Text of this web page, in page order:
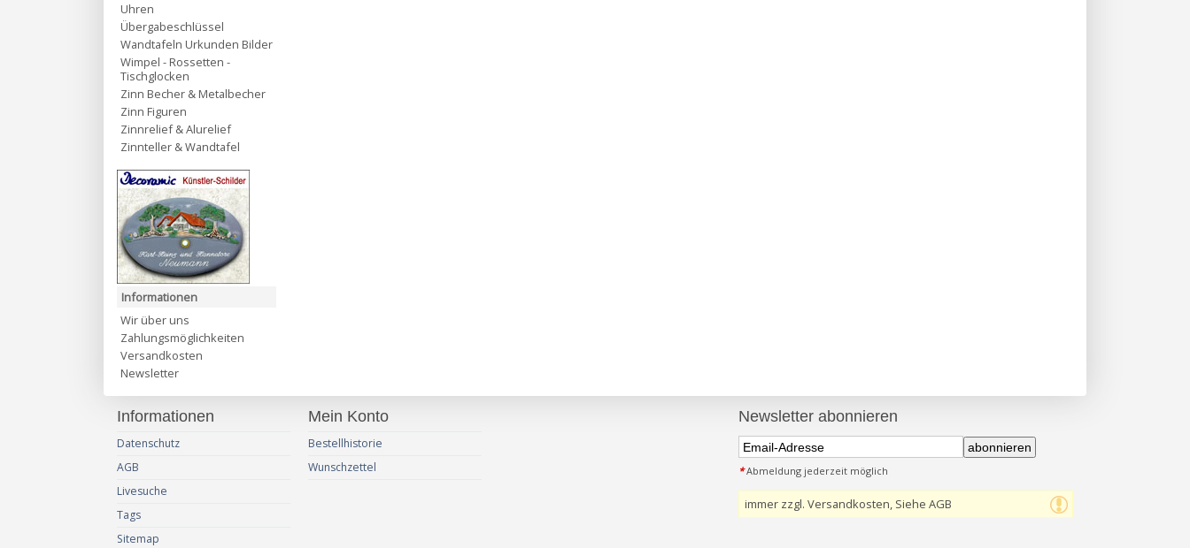
Uhren
Übergabeschlüssel
Wandtafeln Urkunden Bilder
Wimpel - Rossetten -
Tischglocken
Zinn Becher & Metalbecher
Zinn Figuren
Zinnrelief & Alurelief
Zinnteller & Wandtafel
Informationen
Wir über uns
Zahlungsmöglichkeiten
Versandkosten
Newsletter
Informationen
Datenschutz
AGB
Livesuche
Tags
Sitemap
Mein Konto
Bestellhistorie
Wunschzettel
Newsletter abonnieren
abonnieren
*Abmeldung jederzeit möglich
immer zzgl. Versandkosten, Siehe AGB